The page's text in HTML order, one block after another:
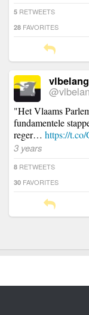
5 RETWEETS
28 FAVORITES
vlbelang
"Het Vlaams
fundamentele
reger… https://
3 years
8 RETWEETS
30 FAVORITES